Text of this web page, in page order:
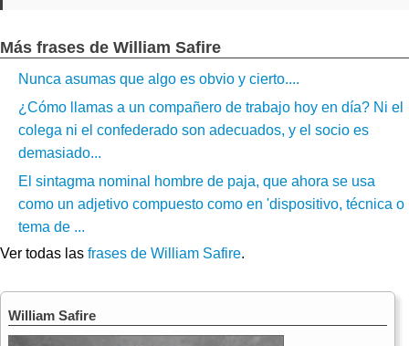
Más frases de William Safire
Nunca asumas que algo es obvio y cierto....
¿Cómo llamas a un compañero de trabajo hoy en día? Ni el
colega ni el confederado son adecuados, y el socio es
demasiado...
El sintagma nominal hombre de paja, que ahora se usa
como un adjetivo compuesto como en 'dispositivo, técnica o
tema de ...
Ver todas las frases de William Safire.
William Safire